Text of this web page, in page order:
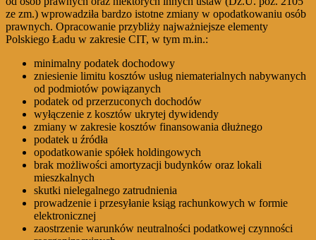
ze zm.) wprowadziła bardzo istotne zmiany w opodatkowaniu osób
prawnych. Opracowanie przybliży najważniejsze elementy
Polskiego Ładu w zakresie CIT, w tym m.in.:
minimalny podatek dochodowy
zniesienie limitu kosztów usług niematerialnych nabywanych
od podmiotów powiązanych
podatek od przerzuconych dochodów
wyłączenie z kosztów ukrytej dywidendy
zmiany w zakresie kosztów finansowania dłużnego
podatek u źródła
opodatkowanie spółek holdingowych
brak możliwości amortyzacji budynków oraz lokali
mieszkalnych
skutki nielegalnego zatrudnienia
prowadzenie i przesyłanie ksiąg rachunkowych w formie
elektronicznej
zaostrzenie warunków neutralności podatkowej czynności